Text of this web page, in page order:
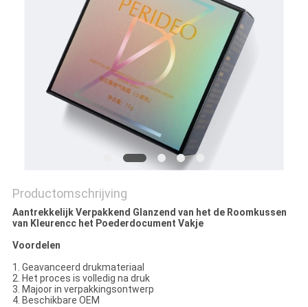
Productomschrijving
Aantrekkelijk Verpakkend Glanzend van het de Roomkussen
van Kleurencc het Poederdocument Vakje
Voordelen
1. Geavanceerd drukmateriaal
2. Het proces is volledig na druk
3. Majoor in verpakkingsontwerp
4. Beschikbare OEM